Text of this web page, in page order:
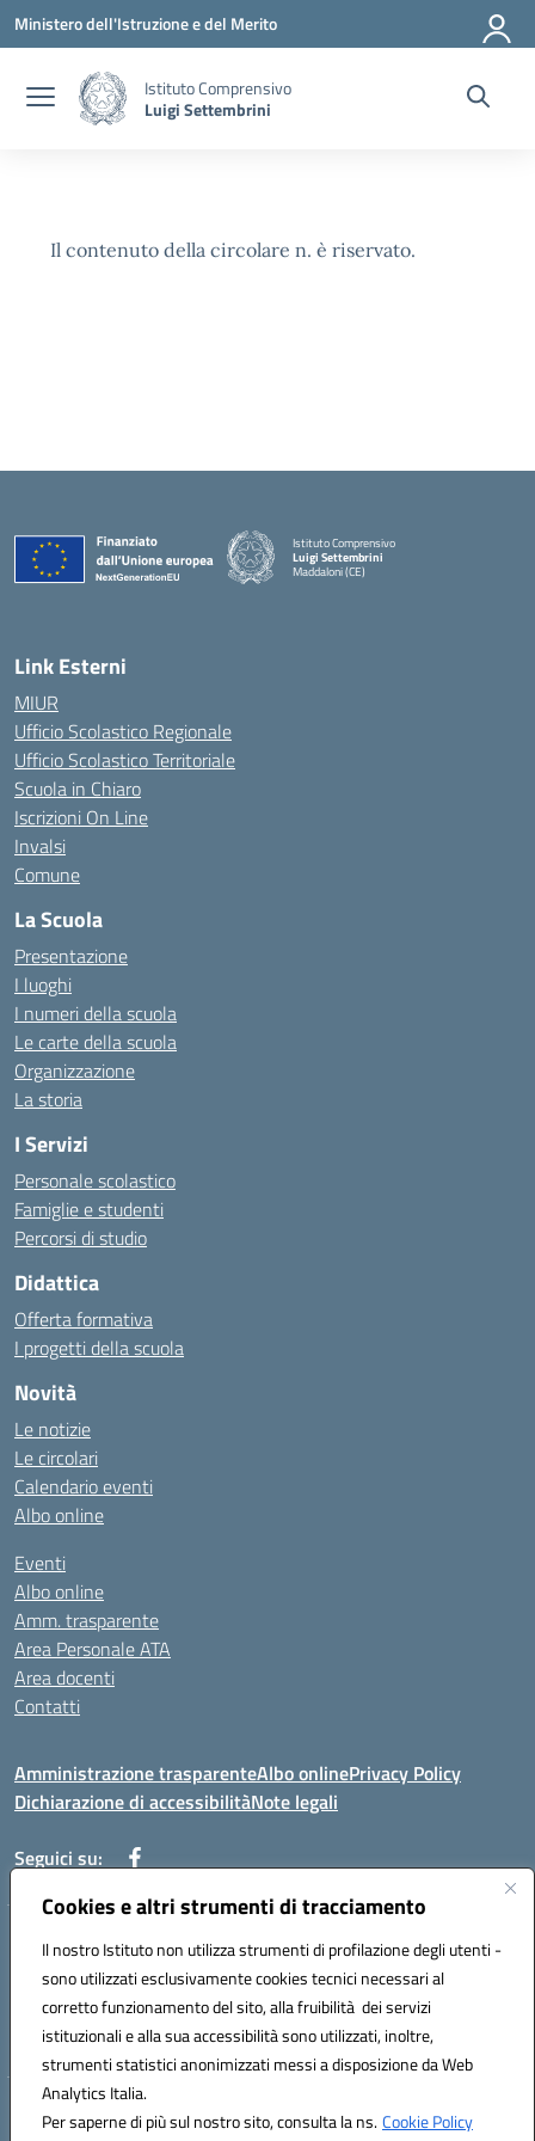
Cookies e altri strumenti di tracciamento
Il nostro Istituto non utilizza strumenti di profilazione degli utenti -
sono utilizzati esclusivamente cookies tecnici necessari al
corretto funzionamento del sito, alla fruibilità dei servizi
istituzionali e alla sua accessibilità sono utilizzati, inoltre,
strumenti statistici anonimizzati messi a disposizione da Web
Analytics Italia.
Per saperne di più sul nostro sito, consulta la ns.Cookie Policy
Vai ai contenuti
Vai al menu di navigazione
Vai al footer
Ministero dell'Istruzione e del Merito
Istituto Comprensivo
Luigi Settembrini
Il contenuto della circolare n. è riservato.
Istituto Comprensivo
Luigi Settembrini
Maddaloni (CE)
Link Esterni
MIUR
Ufficio Scolastico Regionale
Ufficio Scolastico Territoriale
Scuola in Chiaro
Iscrizioni On Line
Invalsi
Comune
La Scuola
Presentazione
I luoghi
I numeri della scuola
Le carte della scuola
Organizzazione
La storia
I Servizi
Personale scolastico
Famiglie e studenti
Percorsi di studio
Didattica
Offerta formativa
I progetti della scuola
Novità
Le notizie
Le circolari
Calendario eventi
Albo online
Eventi
Albo online
Amm. trasparente
Area Personale ATA
Area docenti
Contatti
Amministrazione trasparenteAlbo onlinePrivacy Policy
Dichiarazione di accessibilitàNote legali
Seguici su:
Indirizzo: VIA BRECCIAME, 46 - 81024 MADDALONI (CE)
Mail: CEIC8AU001@istruzione.it - Pec: CEIC8AU001@pec.istruzione.it -
Telefono: 0823408721
Meccanografico: CEIC8AU001
Codice fiscale: 93086080616
Hosting & Powered by 3D Solution S.r.l.